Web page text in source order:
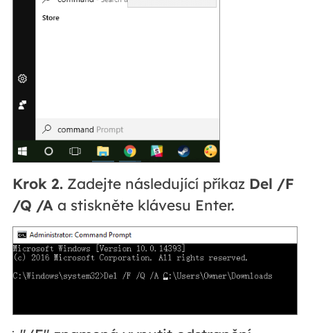
Krok 2.Zadejte následující příkaz Del /F
/Q /A a stiskněte klávesu Enter.